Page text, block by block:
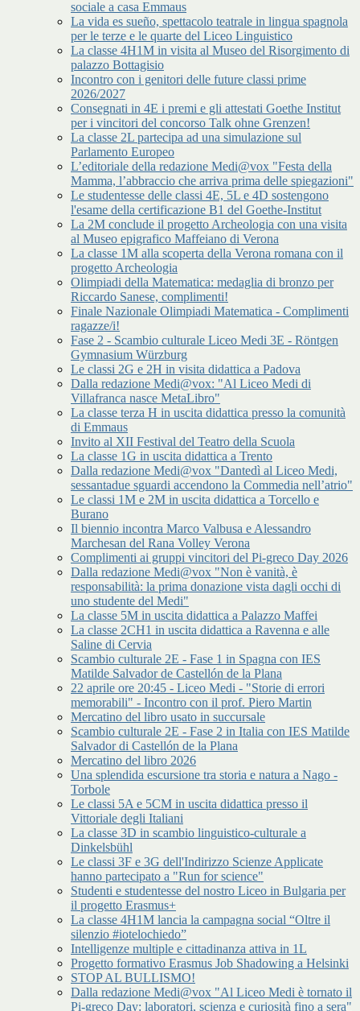
sociale a casa Emmaus
La vida es sueño, spettacolo teatrale in lingua spagnola
per le terze e le quarte del Liceo Linguistico
La classe 4H1M in visita al Museo del Risorgimento di
palazzo Bottagisio
Incontro con i genitori delle future classi prime
2026/2027
Consegnati in 4E i premi e gli attestati Goethe Institut
per i vincitori del concorso Talk ohne Grenzen!
La classe 2L partecipa ad una simulazione sul
Parlamento Europeo
L’editoriale della redazione Medi@vox "Festa della
Mamma, l’abbraccio che arriva prima delle spiegazioni"
Le studentesse delle classi 4E, 5L e 4D sostengono
l'esame della certificazione B1 del Goethe-Institut
La 2M conclude il progetto Archeologia con una visita
al Museo epigrafico Maffeiano di Verona
La classe 1M alla scoperta della Verona romana con il
progetto Archeologia
Olimpiadi della Matematica: medaglia di bronzo per
Riccardo Sanese, complimenti!
Finale Nazionale Olimpiadi Matematica - Complimenti
ragazze/i!
Fase 2 - Scambio culturale Liceo Medi 3E - Röntgen
Gymnasium Würzburg
Le classi 2G e 2H in visita didattica a Padova
Dalla redazione Medi@vox: "Al Liceo Medi di
Villafranca nasce MetaLibro"
La classe terza H in uscita didattica presso la comunità
di Emmaus
Invito al XII Festival del Teatro della Scuola
La classe 1G in uscita didattica a Trento
Dalla redazione Medi@vox "Dantedì al Liceo Medi,
sessantadue sguardi accendono la Commedia nell’atrio"
Le classi 1M e 2M in uscita didattica a Torcello e
Burano
Il biennio incontra Marco Valbusa e Alessandro
Marchesan del Rana Volley Verona
Complimenti ai gruppi vincitori del Pi-greco Day 2026
Dalla redazione Medi@vox "Non è vanità, è
responsabilità: la prima donazione vista dagli occhi di
uno studente del Medi"
La classe 5M in uscita didattica a Palazzo Maffei
La classe 2CH1 in uscita didattica a Ravenna e alle
Saline di Cervia
Scambio culturale 2E - Fase 1 in Spagna con IES
Matilde Salvador de Castellón de la Plana
22 aprile ore 20:45 - Liceo Medi - "Storie di errori
memorabili" - Incontro con il prof. Piero Martin
Mercatino del libro usato in succursale
Scambio culturale 2E - Fase 2 in Italia con IES Matilde
Salvador di Castellón de la Plana
Mercatino del libro 2026
Una splendida escursione tra storia e natura a Nago -
Torbole
Le classi 5A e 5CM in uscita didattica presso il
Vittoriale degli Italiani
La classe 3D in scambio linguistico-culturale a
Dinkelsbühl
Le classi 3F e 3G dell'Indirizzo Scienze Applicate
hanno partecipato a "Run for science"
Studenti e studentesse del nostro Liceo in Bulgaria per
il progetto Erasmus+
La classe 4H1M lancia la campagna social “Oltre il
silenzio #iotelochiedo”
Intelligenze multiple e cittadinanza attiva in 1L
Progetto formativo Erasmus Job Shadowing a Helsinki
STOP AL BULLISMO!
Dalla redazione Medi@vox "Al Liceo Medi è tornato il
Pi-greco Day: laboratori, scienza e curiosità fino a sera"